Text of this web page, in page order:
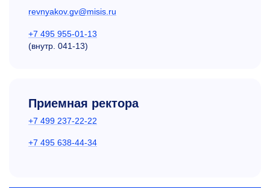
revnyakov.gv@misis.ru
+7 495 955-01-13
(внутр. 041-13)
Приемная ректора
+7 499 237-22-22
+7 495 638-44-34